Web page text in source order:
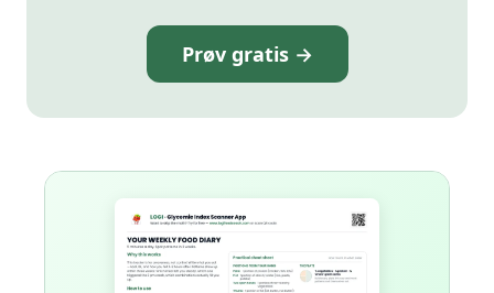
Prøv gratis →